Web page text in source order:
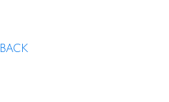
BACK